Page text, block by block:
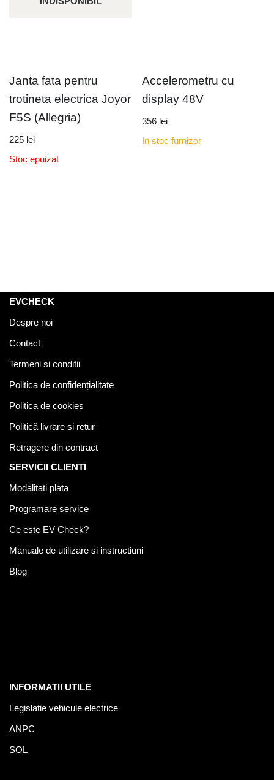
Janta fata pentru
trotineta electrica Joyor
F5S (Allegria)
225 lei
Stoc epuizat
Accelerometru cu
display 48V
356 lei
In stoc furnizor
EVCHECK
Despre noi
Contact
Termeni si conditii
Politica de confidențialitate
Politica de cookies
Politică livrare si retur
Retragere din contract
SERVICII CLIENTI
Modalitati plata
Programare service
Ce este EV Check?
Manuale de utilizare si instructiuni
Blog
INFORMATII UTILE
Legislatie vehicule electrice
ANPC
SOL